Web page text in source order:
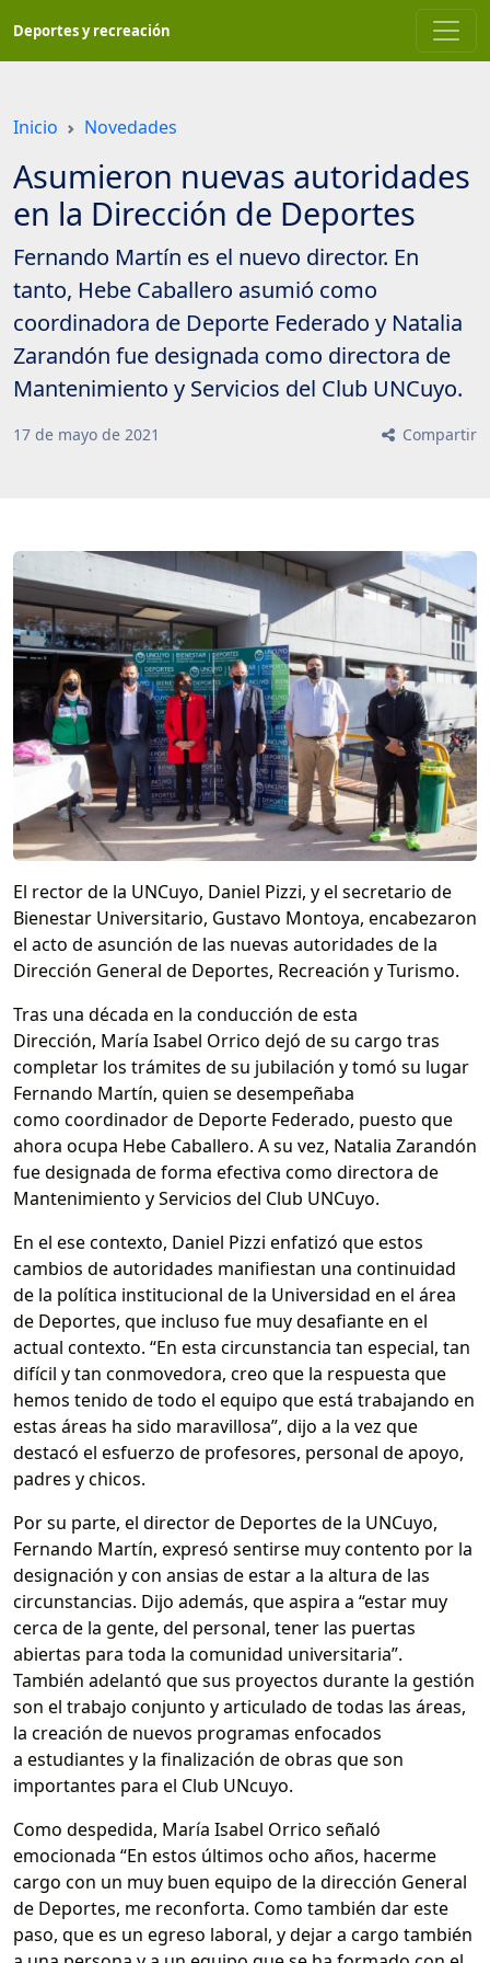
contenido
Deportes y recreación
Inicio Novedades
Asumieron nuevas autoridades
en la Dirección de Deportes
Fernando Martín es el nuevo director. En
tanto, Hebe Caballero asumió como
coordinadora de Deporte Federado y Natalia
Zarandón fue designada como directora de
Mantenimiento y Servicios del Club UNCuyo.
17 de mayo de 2021 Compartir
El rector de la UNCuyo, Daniel Pizzi, y el secretario de
Bienestar Universitario, Gustavo Montoya, encabezaron
el acto de asunción de las nuevas autoridades de la
Dirección General de Deportes, Recreación y Turismo.
Tras una década en la conducción de esta
Dirección, María Isabel Orrico dejó de su cargo tras
completar los trámites de su jubilación y tomó su lugar
Fernando Martín, quien se desempeñaba
como coordinador de Deporte Federado, puesto que
ahora ocupa Hebe Caballero. A su vez, Natalia Zarandón
fue designada de forma efectiva como directora de
Mantenimiento y Servicios del Club UNCuyo.
En el ese contexto, Daniel Pizzi enfatizó que estos
cambios de autoridades manifiestan una continuidad
de la política institucional de la Universidad en el área
de Deportes, que incluso fue muy desafiante en el
actual contexto. “En esta circunstancia tan especial, tan
difícil y tan conmovedora, creo que la respuesta que
hemos tenido de todo el equipo que está trabajando en
estas áreas ha sido maravillosa”, dijo a la vez que
destacó el esfuerzo de profesores, personal de apoyo,
padres y chicos.
Por su parte, el director de Deportes de la UNCuyo,
Fernando Martín, expresó sentirse muy contento por la
designación y con ansias de estar a la altura de las
circunstancias. Dijo además, que aspira a “estar muy
cerca de la gente, del personal, tener las puertas
abiertas para toda la comunidad universitaria”.
También adelantó que sus proyectos durante la gestión
son el trabajo conjunto y articulado de todas las áreas,
la creación de nuevos programas enfocados
a estudiantes y la finalización de obras que son
importantes para el Club UNcuyo.
Como despedida, María Isabel Orrico señaló
emocionada “En estos últimos ocho años, hacerme
cargo con un muy buen equipo de la dirección General
de Deportes, me reconforta. Como también dar este
paso, que es un egreso laboral, y dejar a cargo también